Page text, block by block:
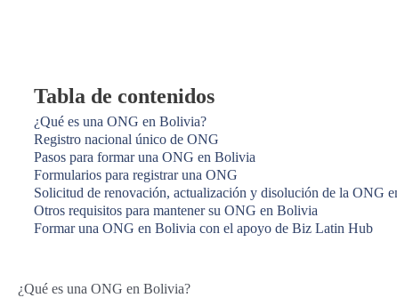
Tabla de contenidos
¿Qué es una ONG en Bolivia?
Registro nacional único de ONG
Pasos para formar una ONG en Bolivia
Formularios para registrar una ONG
Solicitud de renovación, actualización y disolución de la ONG
Otros requisitos para mantener su ONG en Bolivia
Formar una ONG en Bolivia con el apoyo de Biz Latin Hub
¿Qué es una ONG en Bolivia?